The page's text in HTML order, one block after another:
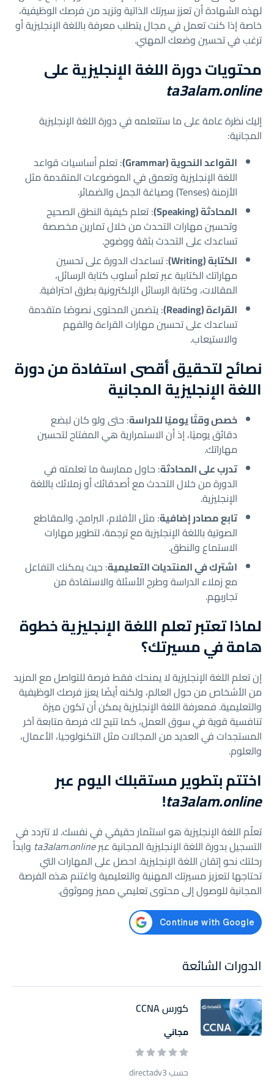
لهذه الشهادة أن تعزز سيرتك الذاتية وتزيد من فرصك الوظيفية،
خاصة إذا كنت تعمل في مجال يتطلب معرفة باللغة الإنجليزية أو
ترغب في تحسين وضعك المهني.
محتويات دورة اللغة الإنجليزية على
ta3alam.online
إليك نظرة عامة على ما ستتعلمه في دورة اللغة الإنجليزية
المجانية:
القواعد النحوية (Grammar)
: تعلم أساسيات قواعد
اللغة الإنجليزية وتعمق في الموضوعات المتقدمة مثل
الأزمنة (Tenses) وصياغة الجمل والضمائر.
المحادثة (Speaking)
: تعلم كيفية النطق الصحيح
وتحسين مهارات التحدث من خلال تمارين مخصصة
تساعدك على التحدث بثقة ووضوح.
الكتابة (Writing)
: تساعدك الدورة على تحسين
مهاراتك الكتابية عبر تعلم أسلوب كتابة الرسائل،
المقالات، وكتابة الرسائل الإلكترونية بطرق احترافية.
القراءة (Reading)
: يتضمن المحتوى نصوصًا متقدمة
تساعدك على تحسين مهارات القراءة والفهم
والاستيعاب.
نصائح لتحقيق أقصى استفادة من دورة
اللغة الإنجليزية المجانية
خصص وقتًا يوميًا للدراسة: حتى ولو كان لبضع
دقائق يوميًا، إذ أن الاستمرارية هي المفتاح لتحسين
مهاراتك.
تدرب على المحادثة: حاول ممارسة ما تعلمته في
الدورة من خلال التحدث مع أصدقائك أو زملائك باللغة
الإنجليزية.
تابع مصادر إضافية: مثل الأفلام، البرامج، والمقاطع
الصوتية باللغة الإنجليزية مع ترجمة، لتطوير مهارات
الاستماع والنطق.
اشترك في المنتديات التعليمية: حيث يمكنك التفاعل
مع زملاء الدراسة وطرح الأسئلة والاستفادة من
تجاربهم.
لماذا تعتبر تعلم اللغة الإنجليزية خطوة
هامة في مسيرتك؟
إن تعلم اللغة الإنجليزية لا يمنحك فقط فرصة للتواصل مع المزيد
من الأشخاص من حول العالم، ولكنه أيضًا يعزز فرصك الوظيفية
والتعليمية. فمعرفة اللغة الإنجليزية يمكن أن تكون ميزة
تنافسية قوية في سوق العمل، كما تتيح لك فرصة متابعة آخر
المستجدات في العديد من المجالات مثل التكنولوجيا، الأعمال،
والعلوم.
اختتم بتطوير مستقبلك اليوم عبر
ta3alam.online
!
تعلّم اللغة الإنجليزية هو استثمار حقيقي في نفسك. لا تتردد في
التسجيل بدورة اللغة الإنجليزية المجانية عبرta3alam.online وابدأ
رحلتك نحو إتقان اللغة الإنجليزية. احصل على المهارات التي
تحتاجها لتعزيز مسيرتك المهنية والتعليمية واغتنم هذه الفرصة
المجانية للوصول إلى محتوى تعليمي مميز وموثوق.
الدورات الشائعة
كورس CCNA
مجاني
حسب directadv3